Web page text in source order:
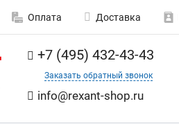
Оплата Доставка
+7 (495) 432-43-43
Заказать обратный звонок
info@rexant-shop.ru